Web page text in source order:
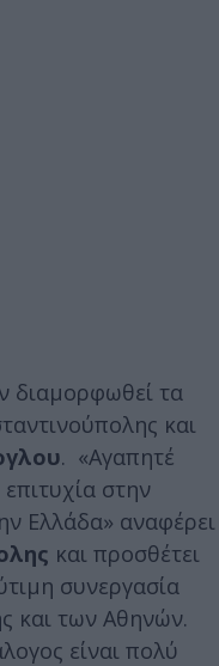
διαμορφωθεί τα
και
. «Αγαπητέ
στην
Ελλάδα» αναφέρει
και προσθέτει
συνεργασία
και των Αθηνών.
είναι πολύ